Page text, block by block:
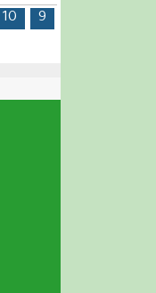
الصفحات
9
10